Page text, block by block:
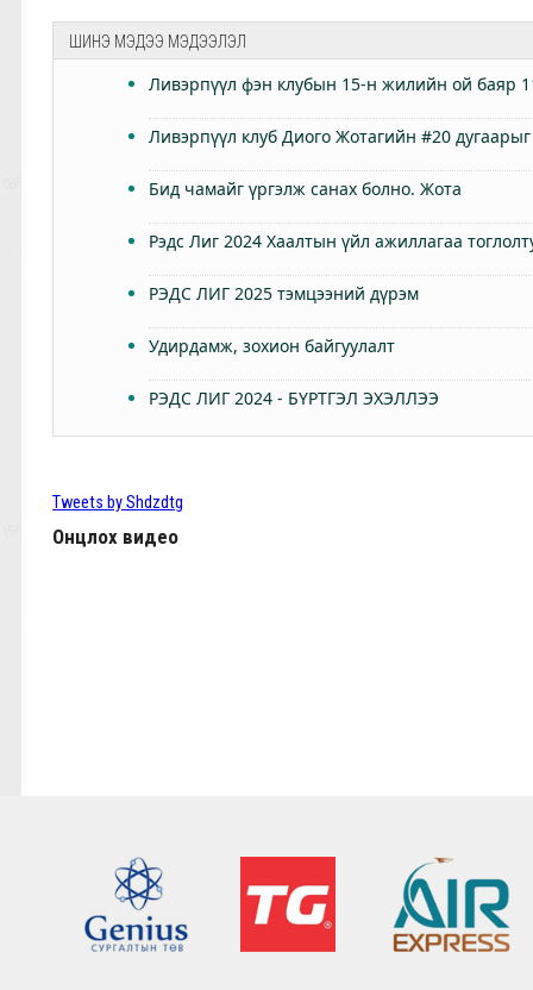
ШИНЭ МЭДЭЭ МЭДЭЭЛЭЛ
Ливэрпүүл фэн клубын 15-н жилийн ой баяр
Ливэрпүүл клуб Диого Жотагийн #20
Бид чамайг үргэлж санах болно. Жота
Рэдс Лиг 2024 Хаалтын үйл ажиллагаа
РЭДС ЛИГ 2025 тэмцээний дүрэм
Удирдамж, зохион байгуулалт
РЭДС ЛИГ 2024 - БҮРТГЭЛ ЭХЭЛЛЭЭ
ТББ-ын ээлжит Бүх гишүүдийн хурал
КЛОППЫН УРГУУЛСАН ҮР ЖИМС
Lucho's show time.
2022.05.04 - Энэ өдөр түүхнээ
Tweets by Shdzdtg
Онцлох видео